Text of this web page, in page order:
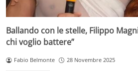
Ballando con le stelle, Filippo
chi voglio battere”
Fabio Belmonte 28 Novembre 2025